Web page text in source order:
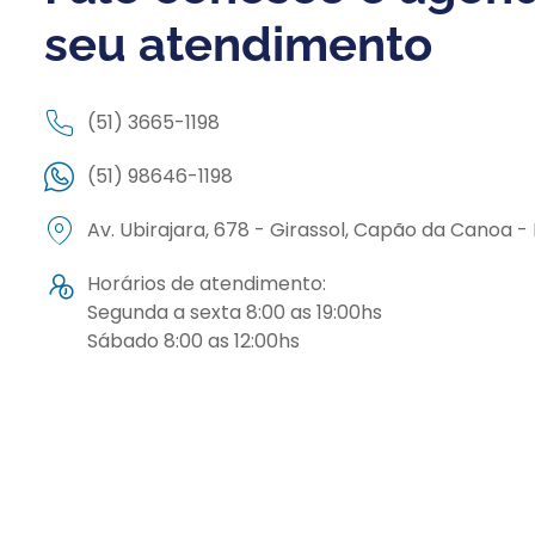
seu atendimento
(51) 3665-1198
(51) 98646-1198
Av. Ubirajara, 678 - Girassol, Capão da Canoa -
Horários de atendimento:
Segunda a sexta 8:00 as 19:00hs
Sábado 8:00 as 12:00hs